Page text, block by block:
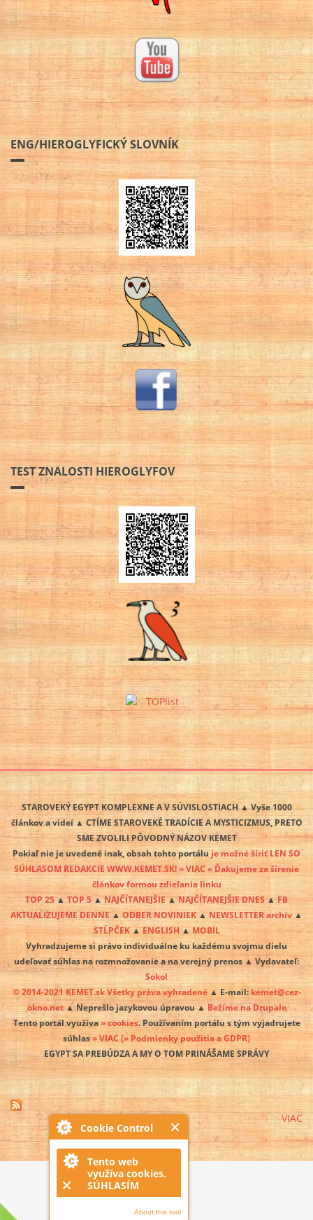
Cookie Control
Tento web
využíva cookies.
SÚHLASÍM
About this tool
ENG/HIEROGLYFICKÝ SLOVNÍK
TEST ZNALOSTI HIEROGLYFOV
STAROVEKÝ EGYPT KOMPLEXNE A V SÚVISLOSTIACH ▲ Vyše 1000
článkov a videí ▲ CTÍME STAROVEKÉ TRADÍCIE A MYSTICIZMUS, PRETO
SME ZVOLILI PÔVODNÝ NÁZOV KEMET
Pokiaľ nie je uvedené inak, obsah tohto portálu je možné šíriť LEN SO
SÚHLASOM REDAKCIE WWW.KEMET.SK! » VIAC « Ďakujeme za šírenie
článkov formou zdieľania linku
TOP 25 ▲ TOP 5▲NAJČÍTANEJŠIE▲NAJČÍTANEJŠIE DNES ▲FB
AKTUALIZUJEME DENNE▲ODBER NOVINIEK▲ NEWSLETTER archív ▲
STĹPČEK▲ENGLISH▲MOBIL
Vyhradzujeme si právo individuálne ku každému svojmu dielu
udeľovať súhlas na rozmnožovanie a na verejný prenos ▲ Vydavateľ:
Sokol
© 2014-2021 KEMET.sk Všetky práva vyhradené▲ E-mail: kemet@cez-
okno.net▲ Neprešlo jazykovou úpravou ▲ Bežíme na Drupale
Tento portál využíva» cookies. Používaním portálu s tým vyjadrujete
súhlas» VIAC(» Podmienky použitia a GDPR)
EGYPT SA PREBÚDZA A MY O TOM PRINÁŠAME SPRÁVY
VIAC